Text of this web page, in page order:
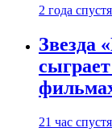
2 года спустя
Звезда
21 час спустя